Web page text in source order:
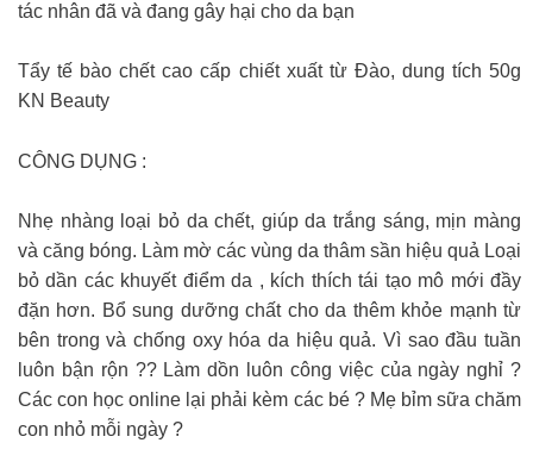
tác nhân đã và đang gây hại cho da bạn
Tẩy tế bào chết cao cấp chiết xuất từ Đào, dung tích 50g
KN Beauty
CÔNG DỤNG :
Nhẹ nhàng loại bỏ da chết, giúp da trắng sáng, mịn màng
và căng bóng. Làm mờ các vùng da thâm sần hiệu quả Loại
bỏ dần các khuyết điểm da , kích thích tái tạo mô mới đầy
đặn hơn. Bổ sung dưỡng chất cho da thêm khỏe mạnh từ
bên trong và chống oxy hóa da hiệu quả. Vì sao đầu tuần
luôn bận rộn ?? Làm dồn luôn công việc của ngày nghỉ ?
Các con học online lại phải kèm các bé ? Mẹ bỉm sữa chăm
con nhỏ mỗi ngày ?